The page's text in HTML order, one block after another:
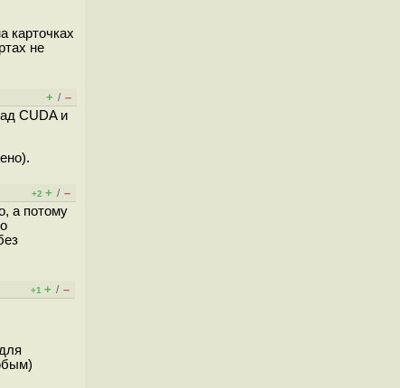
карточках
не
+ / –
CUDA и
+2 + / –
а потому
+1 + / –